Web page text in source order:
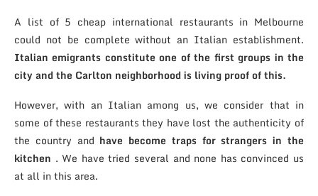
A list of 5 cheap international restaurants in Melbourne
could not be complete without an Italian establishment.
Italian emigrants constitute one of the first groups in the
city and the Carlton neighborhood is living proof of this.
However, with an Italian among us, we consider that in
some of these restaurants they have lost the authenticity of
the country and have become traps for strangers in the
kitchen . We have tried several and none has convinced us
at all in this area.